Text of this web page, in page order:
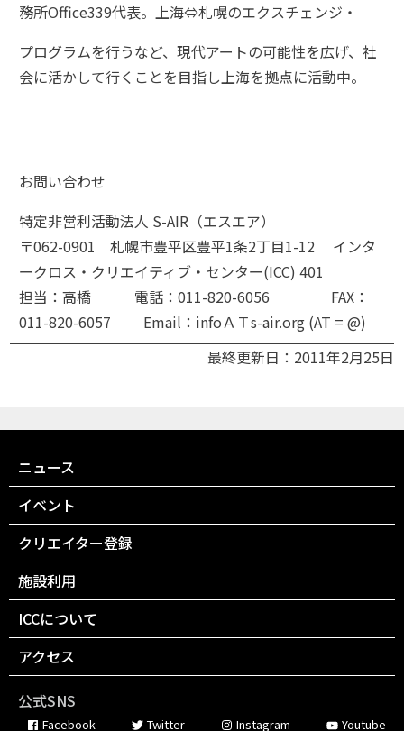
務所Office339代表。上海⇔札幌のエクスチェンジ・
プログラムを行うなど、現代アートの可能性を広げ、社
会に活かして行くことを目指し上海を拠点に活動中。
お問い合わせ
特定非営利活動法人 S-AIR（エスエア）
〒062-0901 札幌市豊平区豊平1条2丁目1-12 インタ
ークロス・クリエイティブ・センター(ICC) 401
担当：高橋 電話：011-820-6056 FAX：
011-820-6057 Email：infoＡＴs-air.org (AT = @)
最終更新日：2011年2月25日
ニュース
イベント
クリエイター登録
施設利用
ICCについて
アクセス
公式SNS
Facebook Twitter Instagram Youtube